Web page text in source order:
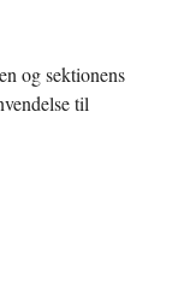
og sektionens
til